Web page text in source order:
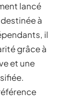
lancé
à
il
grâce à
et une